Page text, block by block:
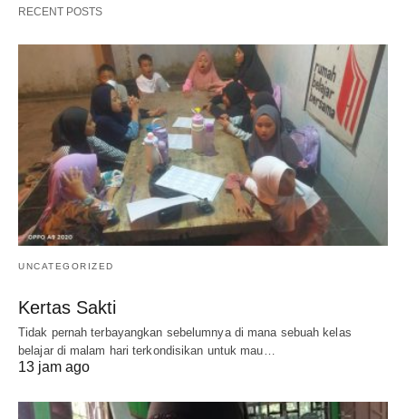
RECENT POSTS
UNCATEGORIZED
Kertas Sakti
Tidak pernah terbayangkan sebelumnya di mana sebuah kelas
belajar di malam hari terkondisikan untuk mau…
13 jam ago